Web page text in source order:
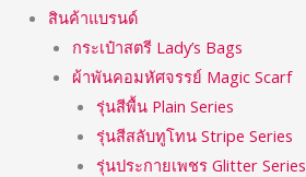
สินค้าแบรนด์
กระเป๋าสตรี Lady’s Bags
ผ้าพันคอมหัศจรรย์ Magic Scarf
รุ่นสีพื้น Plain Series
รุ่นสีสลับทูโทน Stripe Series
รุ่นประกายเพชร Glitter Series